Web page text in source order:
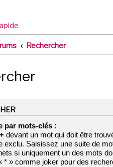
Rechercher
par mots-clés :
+ devant un mot qui doit être
exclu. Saisissez une suite de
si uniquement un des mots
* » comme joker pour des